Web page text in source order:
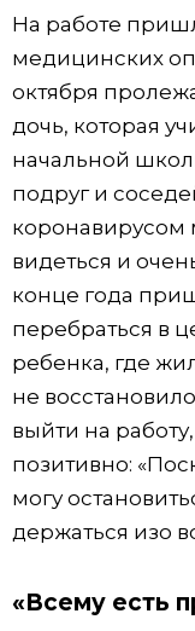
На работе
медицинских
октября
дочь, которая
начальной
подруг и
коронавирусом
видеться и
конце года
перебраться в
ребенка, где
не
выйти на
позитивно:
могу
держаться изо
«Всему есть